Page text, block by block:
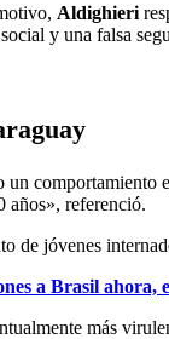
Aldighieri
y una falsa
un
años», referenció.
de jóvenes
a Brasil ahora,
más